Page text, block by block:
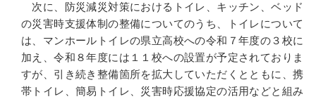
次に、防災減災対策におけるトイレ、キッチン、ベッド
の災害時支援体制の整備についてのうち、トイレについて
は、マンホールトイレの県立高校への令和７年度の３校に
加え、令和８年度には１１校への設置が予定されておりま
すが、引き続き整備箇所を拡大していただくとともに、携
帯トイレ、簡易トイレ、災害時応援協定の活用などと組み